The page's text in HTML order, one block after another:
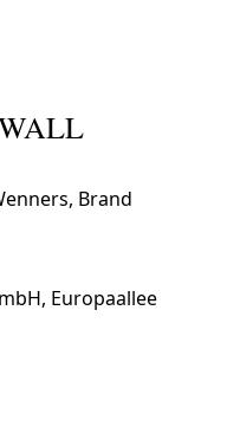
Brand
Europaallee